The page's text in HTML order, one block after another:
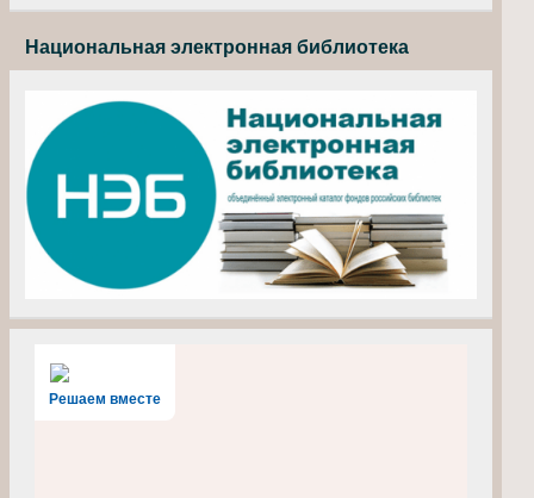
Национальная электронная библиотека
Решаем вместе